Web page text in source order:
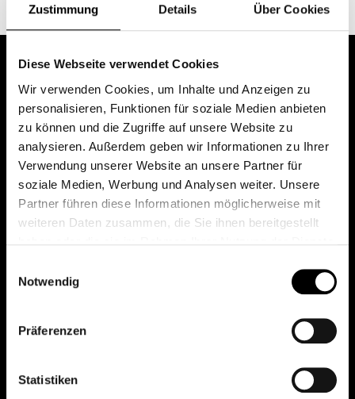
Zustimmung Details Über Cookies
Diese Webseite verwendet Cookies
Wir verwenden Cookies, um Inhalte und Anzeigen zu
personalisieren, Funktionen für soziale Medien anbieten
zu können und die Zugriffe auf unsere Website zu
analysieren. Außerdem geben wir Informationen zu Ihrer
Verwendung unserer Website an unsere Partner für
soziale Medien, Werbung und Analysen weiter. Unsere
Partner führen diese Informationen möglicherweise mit
weiteren Daten zusammen, die Sie ihnen bereitgestellt
Notwendig
Präferenzen
Statistiken
Das erste Depot in Österreich mit 0€ Kontoführung,
0€ Ausgabeaufschlag und 0€ Depotgebühren bei
knapp 2000 Fonds und 0€ Orderspesen.
All rights reserved.